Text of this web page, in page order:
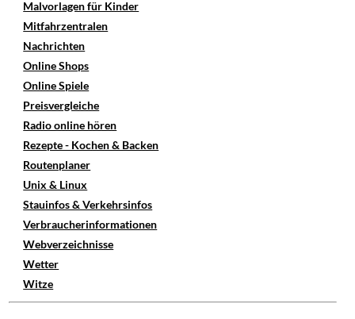
Malvorlagen für Kinder
Mitfahrzentralen
Nachrichten
Online Shops
Online Spiele
Preisvergleiche
Radio online hören
Rezepte - Kochen & Backen
Routenplaner
Unix & Linux
Stauinfos & Verkehrsinfos
Verbraucherinformationen
Webverzeichnisse
Wetter
Witze